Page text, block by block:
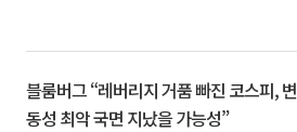
블룸버그 “레버리지 거품 빠진 코스피, 변
동성 최악 국면 지났을 가능성”